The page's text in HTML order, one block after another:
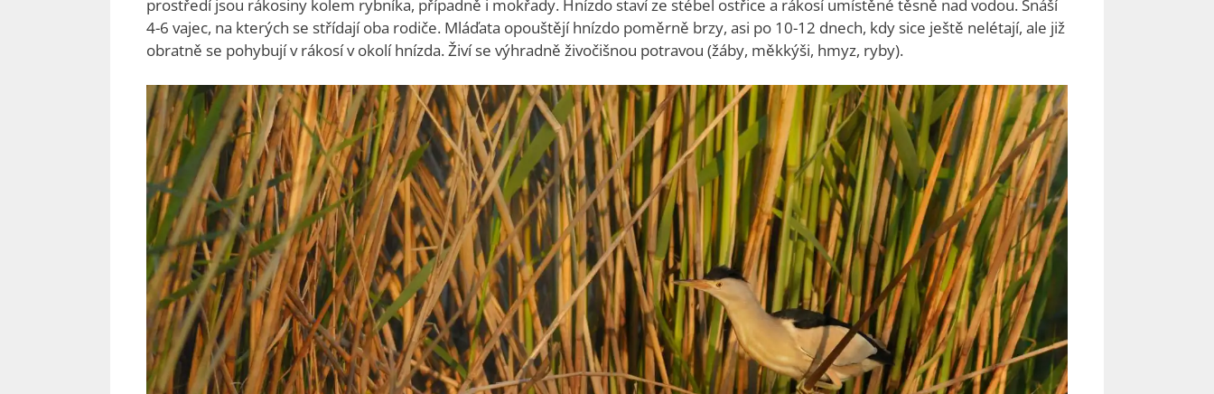
prostředí jsou rákosiny kolem rybníka, případně i mokřady. Hnízdo staví ze stébel ostřice a rákosí umístěné těsně nad vodou. Snáší
4-6 vajec, na kterých se střídají oba rodiče. Mláďata opouštějí hnízdo poměrně brzy, asi po 10-12 dnech, kdy sice ještě nelétají, ale již
obratně se pohybují v rákosí v okolí hnízda. Živí se výhradně živočišnou potravou (žáby, měkkýši, hmyz, ryby).